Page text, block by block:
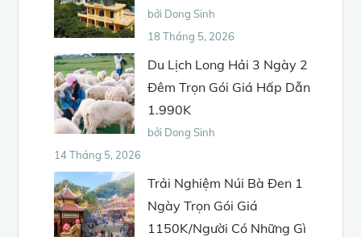
bởi Dong Sinh
18 Tháng 5, 2026
Du Lịch Long Hải 3 Ngày 2
Đêm Trọn Gói Giá Hấp Dẫn
1.990K
bởi Dong Sinh
14 Tháng 5, 2026
Trải Nghiệm Núi Bà Đen 1
Ngày Trọn Gói Giá
1150K/Người Có Những Gì